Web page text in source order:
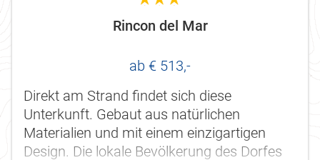
Rincon del Mar
ab € 513,-
Direkt am Strand findet sich diese
Unterkunft. Gebaut aus natürlichen
Materialien und mit einem einzigartigen
Design. Die lokale Bevölkerung des Dorfes